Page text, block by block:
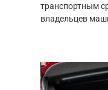
транспортным
владельцев